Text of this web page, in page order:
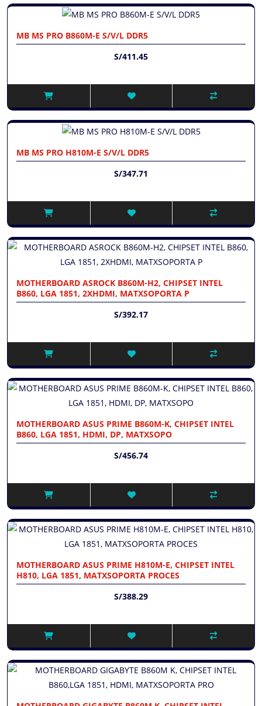
MB MS PRO B860M-E S/V/L DDR5
S/411.45
MB MS PRO H810M-E S/V/L DDR5
S/347.71
MOTHERBOARD ASROCK B860M-H2, CHIPSET INTEL
B860, LGA 1851, 2XHDMI, MATXSOPORTA P
S/392.17
MOTHERBOARD ASUS PRIME B860M-K, CHIPSET INTEL
B860, LGA 1851, HDMI, DP, MATXSOPO
S/456.74
MOTHERBOARD ASUS PRIME H810M-E, CHIPSET INTEL
H810, LGA 1851, MATXSOPORTA PROCES
S/388.29